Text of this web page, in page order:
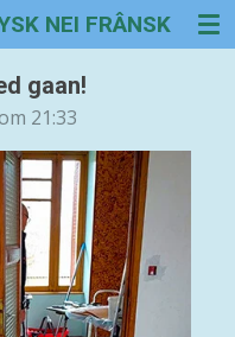
NEI FRÂNSK
gaan!
21:33